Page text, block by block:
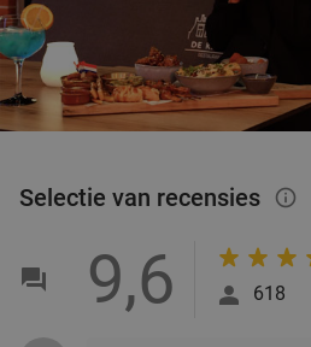
Selectie van recensies info_outlined
9,6 618